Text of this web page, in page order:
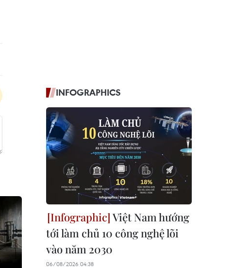
INFOGRAPHICS
Việt Nam hướng
tới làm chủ 10 công nghệ lõi
vào năm 2030
06/08/2026 04:38